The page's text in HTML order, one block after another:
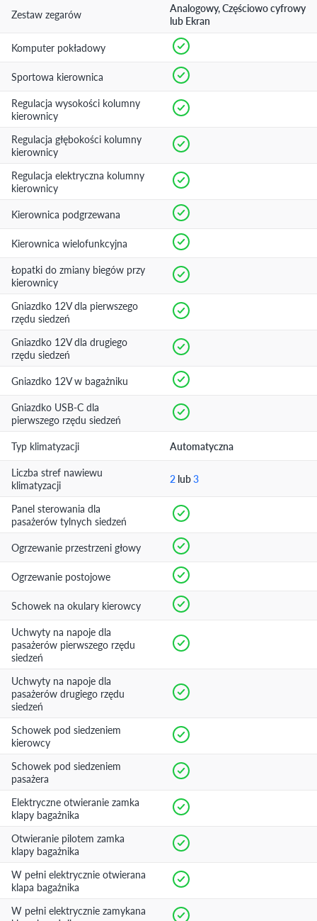
Zestaw zegarów
Analogowy, Częściowo cyfrowy
lub Ekran
Komputer pokładowy
Sportowa kierownica
Regulacja wysokości kolumny
kierownicy
Regulacja głębokości kolumny
kierownicy
Regulacja elektryczna kolumny
kierownicy
Kierownica podgrzewana
Kierownica wielofunkcyjna
Łopatki do zmiany biegów przy
kierownicy
Gniazdko 12V dla pierwszego
rzędu siedzeń
Gniazdko 12V dla drugiego
rzędu siedzeń
Gniazdko 12V w bagażniku
Gniazdko USB-C dla
pierwszego rzędu siedzeń
Typ klimatyzacji
Automatyczna
Liczba stref nawiewu
klimatyzacji
2 lub3
Panel sterowania dla
pasażerów tylnych siedzeń
Ogrzewanie przestrzeni głowy
Ogrzewanie postojowe
Schowek na okulary kierowcy
Uchwyty na napoje dla
pasażerów pierwszego rzędu
siedzeń
Uchwyty na napoje dla
pasażerów drugiego rzędu
siedzeń
Schowek pod siedzeniem
kierowcy
Schowek pod siedzeniem
pasażera
Elektryczne otwieranie zamka
klapy bagażnika
Otwieranie pilotem zamka
klapy bagażnika
W pełni elektrycznie otwierana
klapa bagażnika
W pełni elektrycznie zamykana